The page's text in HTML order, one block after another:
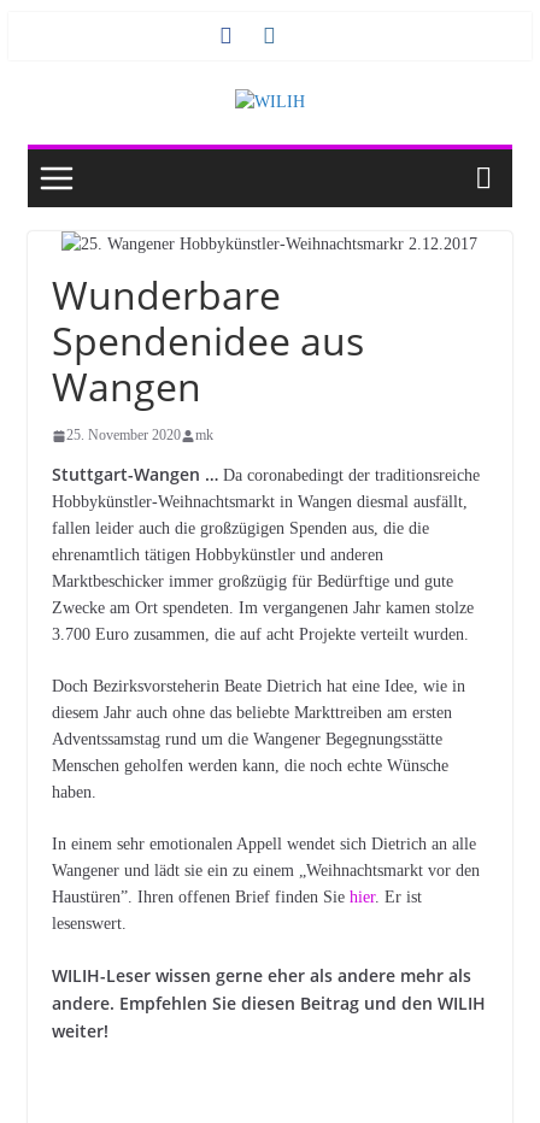
Wunderbare
Spendenidee aus
Wangen
25. November 2020 mk
Stuttgart-Wangen …Da coronabedingt der traditionsreiche
Hobbykünstler-Weihnachtsmarkt in Wangen diesmal ausfällt,
fallen leider auch die großzügigen Spenden aus, die die
ehrenamtlich tätigen Hobbykünstler und anderen
Marktbeschicker immer großzügig für Bedürftige und gute
Zwecke am Ort spendeten. Im vergangenen Jahr kamen stolze
3.700 Euro zusammen, die auf acht Projekte verteilt wurden.
Doch Bezirksvorsteherin Beate Dietrich hat eine Idee, wie in
diesem Jahr auch ohne das beliebte Markttreiben am ersten
Adventssamstag rund um die Wangener Begegnungsstätte
Menschen geholfen werden kann, die noch echte Wünsche
haben.
In einem sehr emotionalen Appell wendet sich Dietrich an alle
Wangener und lädt sie ein zu einem „Weihnachtsmarkt vor den
Haustüren”. Ihren offenen Brief finden Sie hier. Er ist
lesenswert.
WILIH-Leser wissen gerne eher als andere mehr als
andere. Empfehlen Sie diesen Beitrag und den WILIH
weiter!